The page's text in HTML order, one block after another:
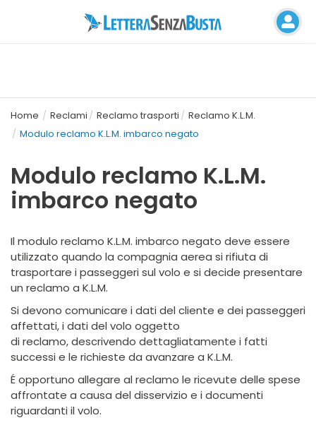
Home Reclami Reclamo trasporti
Reclamo K.L.M.
Modulo reclamo K.L.M. imbarco negato
Modulo reclamo K.L.M.
imbarco negato
Il modulo reclamo K.L.M. imbarco negato deve essere
utilizzato quando la compagnia aerea si rifiuta di
trasportare i passeggeri sul volo e si decide presentare
un reclamo a K.L.M.
Si devono comunicare i dati del cliente e dei passeggeri
affettati, i dati del volo oggetto
di reclamo, descrivendo dettagliatamente i fatti
successi e le richieste da avanzare a K.L.M.
É opportuno allegare al reclamo le ricevute delle spese
affrontate a causa del disservizio e i documenti
riguardanti il volo.